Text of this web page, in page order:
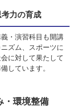
考力の育成
・演習科目も開講
ズム、スポーツに
に対して果たして
しています。
・環境整備